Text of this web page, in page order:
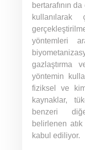
bertarafının
yöntemleri
gazlaştırma
yöntemin
fiziksel ve
kaynaklar,
benzeri
belirlenen
kabul ediliyor.